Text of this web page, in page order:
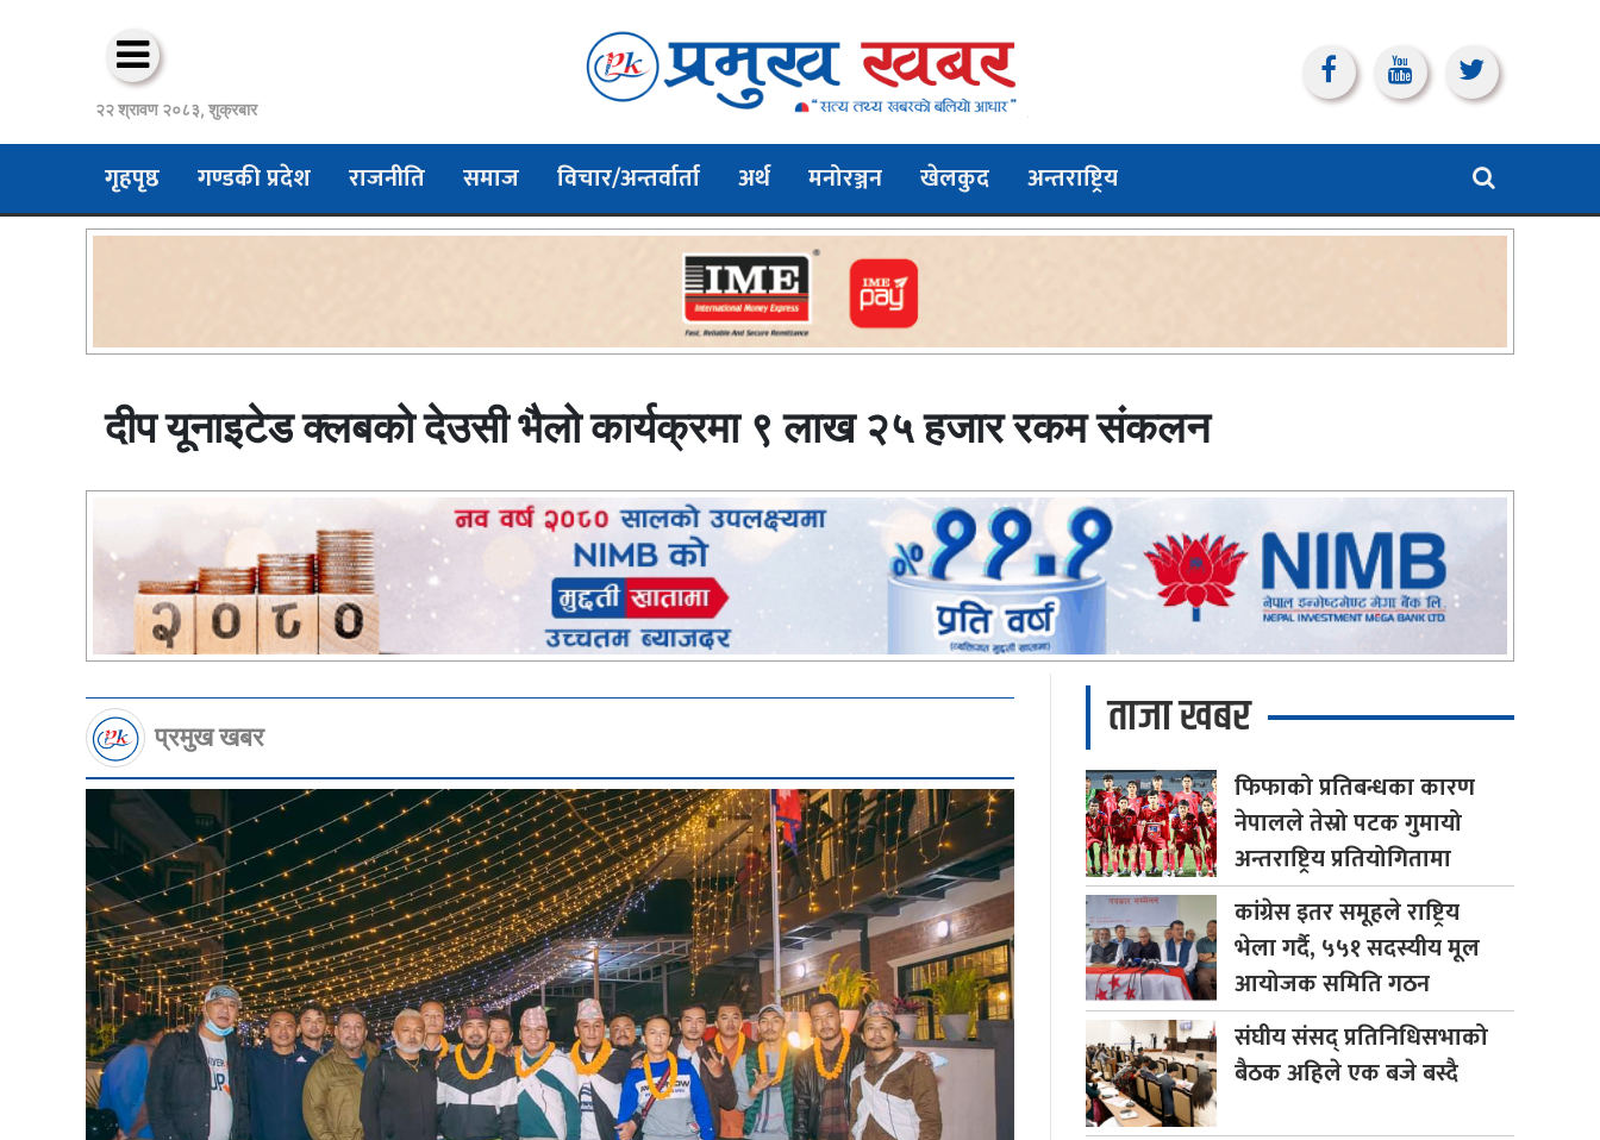
२२ श्रावण २०८३, शुक्रबार
गृहपृष्ठ गण्डकी प्रदेश राजनीति समाज विचार/अन्तर्वार्ता अर्थ मनोरञ्जन खेलकुद अन्तराष्ट्रिय
दीप यूनाइटेड क्लबको देउसी भैलो कार्यक्रमा ९ लाख २५ हजार रकम संकलन
प्रमुख खबर ताजा खबर
फिफाकोप्रतिबन्धका कारण
नेपालले तेस्रो पटक गुमायो
अन्तराष्ट्रिय प्रतियोगितामा
कांग्रेसइतर समूहले राष्ट्रिय
भेला गर्दै, ५५१ सदस्यीय मूल
आयोजक समिति गठन
संघीयसंसद् प्रतिनिधिसभाको
बैठक अहिले एक बजे बस्दै